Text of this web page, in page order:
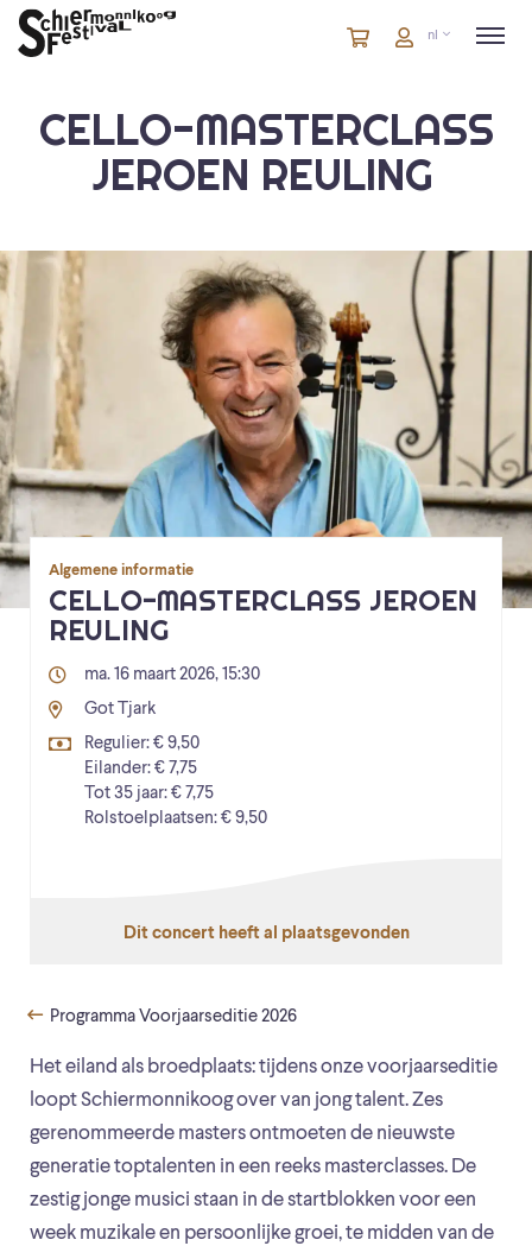
Winkelmandje
artikelen
Account
nl
CELLO-MASTERCLASS
JEROEN REULING
Het eiland als broedplaats: tijdens onze voorjaarseditie
loopt Schiermonnikoog over van jong talent. Zes
gerenommeerde masters ontmoeten de nieuwste
generatie toptalenten in een reeks masterclasses. De
zestig jonge musici staan in de startblokken voor een
week muzikale en persoonlijke groei, te midden van de
Algemene informatie
CELLO-MASTERCLASS JEROEN
REULING
ma. 16 maart 2026, 15:30
Got Tjark
Regulier: € 9,50
Eilander: € 7,75
Tot 35 jaar: € 7,75
Rolstoelplaatsen: € 9,50
Dit concert heeft al plaatsgevonden
Programma Voorjaarseditie 2026